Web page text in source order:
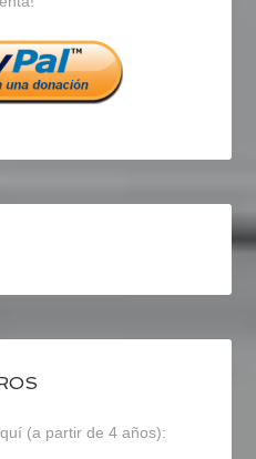
(a partir de 4 años):